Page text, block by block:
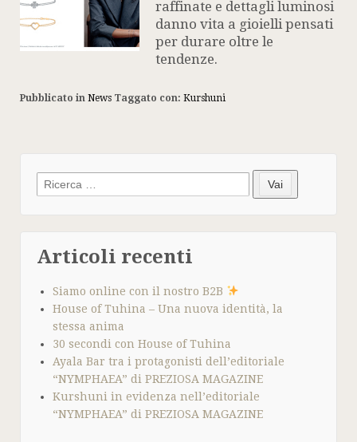
raffinate e dettagli luminosi
danno vita a gioielli pensati
per durare oltre le
tendenze.
Pubblicato in News Taggato con: Kurshuni
Search
for:
Vai
Articoli recenti
Siamo online con il nostro B2B
House of Tuhina – Una nuova identità, la
stessa anima
30 secondi con House of Tuhina
Ayala Bar tra i protagonisti dell’editoriale
“NYMPHAEA” di PREZIOSA MAGAZINE
Kurshuni in evidenza nell’editoriale
“NYMPHAEA” di PREZIOSA MAGAZINE